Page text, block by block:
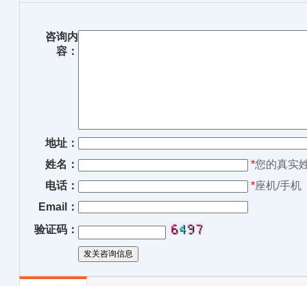
咨询内
容：
地址：
姓名：
*您的真实
电话：
*座机/手机
Email：
验证码：